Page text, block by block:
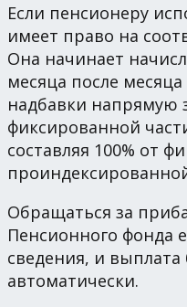
Если пенсионеру
имеет право на
Она начинает
месяца после
надбавки напрямую
фиксированной
составляя 100% от
Обращаться за
Пенсионного фонда
сведения, и выплата
автоматически.